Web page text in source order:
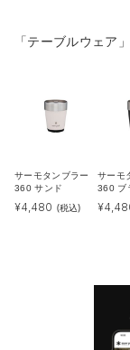
「テーブルウェア
サーモタンブラー
360 サンド
¥4,480 (税込)
サーモ
360 ブ
¥